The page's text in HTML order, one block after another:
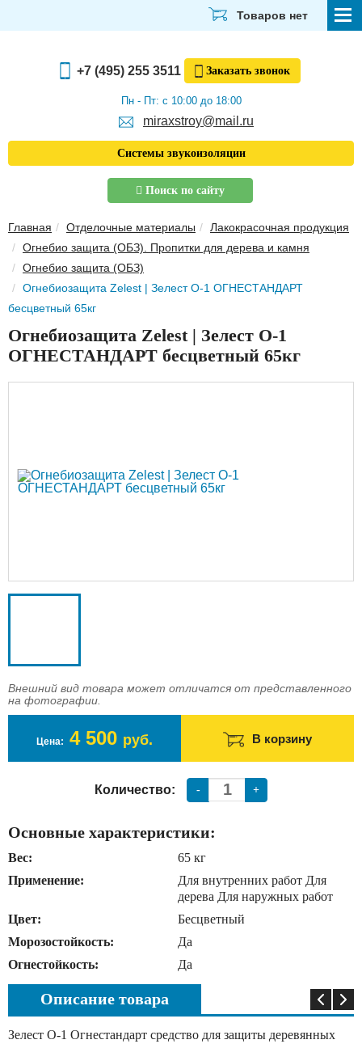
ОТДЕЛОЧНЫЕ МАТЕРИАЛЫ
ЭЛЕКТРИКА И ОСВЕЩЕНИЕ
ЗВУКОИЗОЛЯЦИЯ
ТЕПЛОИЗОЛЯЦИЯ
Главная
О компании
Скачать прайс-лист
Оплата
Товаров нет
+7 (495) 255 3511 Заказать звонок
Пн - Пт: с 10:00 до 18:00
miraxstroy@mail.ru
Системы звукоизоляции
Поиск по сайту
Главная Отделочные материалы
Лакокрасочная продукция
Огнебио защита (ОБЗ). Пропитки для дерева и камня
Огнебио защита (ОБЗ)
Огнебиозащита Zelest | Зелест О-1 ОГНЕСТАНДАРТ
бесцветный 65кг
Огнебиозащита Zelest | Зелест О-1
ОГНЕСТАНДАРТ бесцветный 65кг
Внешний вид товара может отличатся от представленного
на фотографии.
Цена: 4 500 руб. В корзину
Количество: - +
Основные характеристики:
Вес:
65 кг
Применение:
Для внутренних работ Для
дерева Для наружных работ
Цвет:
Бесцветный
Морозостойкость:
Да
Огнестойкость:
Да
Описание товара
Зелест О-1 Огнестандарт средство для защиты деревянных